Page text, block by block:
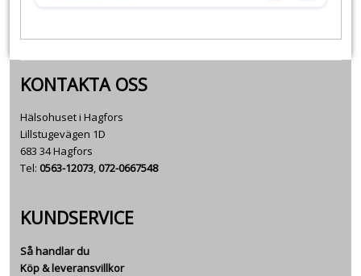
KONTAKTA OSS
Hälsohuset i Hagfors
Lillstugevägen 1D
683 34 Hagfors
Tel: 0563-12073,072-0667548
KUNDSERVICE
Så handlar du
Köp & leveransvillkor